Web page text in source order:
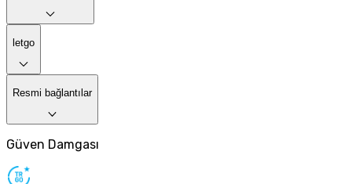
letgo
Resmi bağlantılar
Güven Damgası